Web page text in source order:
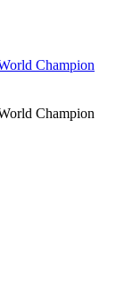
Champion
Champion